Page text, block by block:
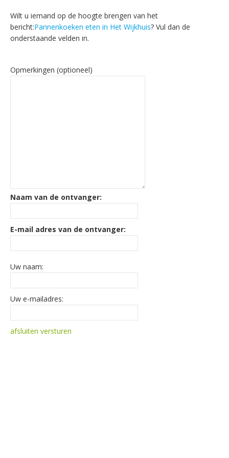
Wilt u iemand op de hoogte brengen van het
bericht:Pannenkoeken eten in Het Wijkhuis? Vul dan de
onderstaande velden in.
Opmerkingen (optioneel)
Naam van de ontvanger:
E-mail adres van de ontvanger:
Uw naam:
Uw e-mailadres:
afsluiten versturen